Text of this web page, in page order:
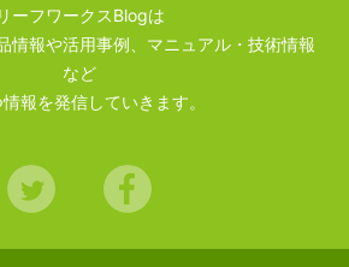
リーフワークスBlogは
情報や活用事例、マニュアル・技術情報
など
報を発信していきます。
Twitter